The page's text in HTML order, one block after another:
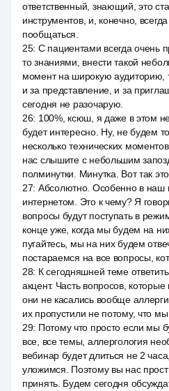
ответственный, знающий, это
инструментов, и, конечно,
пообщаться.
25: С пациентами всегда очень
то знаниями, внести такой
момент на широкую аудиторию,
и за представление, и за
сегодня не разочарую.
26: 100%, ксюш, я даже в этом
будет интересно. Ну, не будем
несколько технических
нас слышите с небольшим
полминутки. Минутка. Вот так
27: Абсолютно. Особенно в наш
интернетом. Это к чему? Я
вопросы будут поступать в
конце уже, когда мы будем на
пугайтесь, мы на них будем
постараемся на все вопросы,
28: К сегодняшней теме
акцент. Часть вопросов,
они не касались вообще
их пропустили не потому, что мы
29: Потому что просто если мы
все, все темы, аллергология
вебинар будет длиться не 2
уложимся. Поэтому вы нас
принять. Будем сегодня